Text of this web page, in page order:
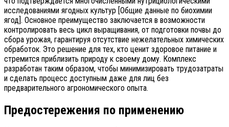
исследованиями ягодных культур [Общие данные по биохимии
ягод]. Основное преимущество заключается в возможности
контролировать весь цикл выращивания, от подготовки почвы до
сбора урожая, гарантируя отсутствие нежелательных химических
обработок. Это решение для тех, кто ценит здоровое питание и
стремится приблизить природу к своему дому. Комплекс
разработан таким образом, чтобы минимизировать трудозатраты
и сделать процесс доступным даже для лиц без
предварительного агрономического опыта.
Предостережения по применению